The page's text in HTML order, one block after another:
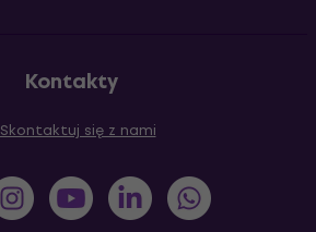
Kontakty
Skontaktuj się z nami